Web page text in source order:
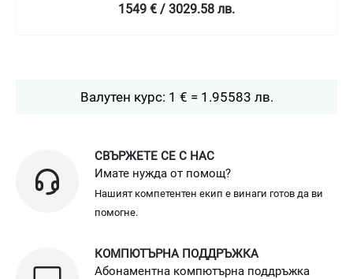
1549 € / 3029.58 лв.
Валутен курс: 1 € = 1.95583 лв.
СВЪРЖЕТЕ СЕ С НАС
Имате нужда от помощ?
Нашият компетентен екип е винаги готов да ви
помогне.
КОМПЮТЪРНА ПОДДРЪЖКА
Абонаментна компютърна поддръжка